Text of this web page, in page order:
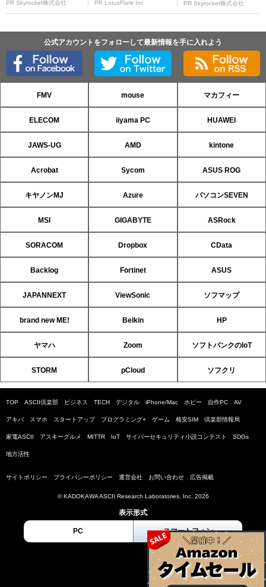
PR Skyrocket株式会社 PR LotusFlare Inc PR Skyrocket株式会社
公式アカウントをフォローして最新情報を手に入れよう
FMV mouse マカフィー
ELECOM iiyama PC HUAWEI
JAWS-UG AMD kintone
Acrobat Sycom ASUS ROG
キヤノンMJ Azure パソコンSEVEN
MSI GIGABYTE ASRock
SORACOM Dropbox CData
Backlog Fortinet ASUS
JAPANNEXT ViewSonic ソフマップ
brand new ME! Belkin HP
ヤマハ Zoom ソフトバンクのIoT
STORM pCloud ソフクリ
TOP ASCII倶楽部 ビジネス TECH デジタル iPhone/Mac ホビー 自作PC AV
アキバ スマホ スタートアップ プログラミング+ ゲーム 格安SIM 倶楽部情報局
家電ASCII アスキーグルメ MITTR IoT サイバーセキュリティ小説コンテスト SDGs
地方活性
サイトポリシー プライバシーポリシー 運営会社 お問い合わせ 広告掲載
© KADOKAWA ASCII Research Laboratories, Inc. 2026
表示形式
PC スマートフォン